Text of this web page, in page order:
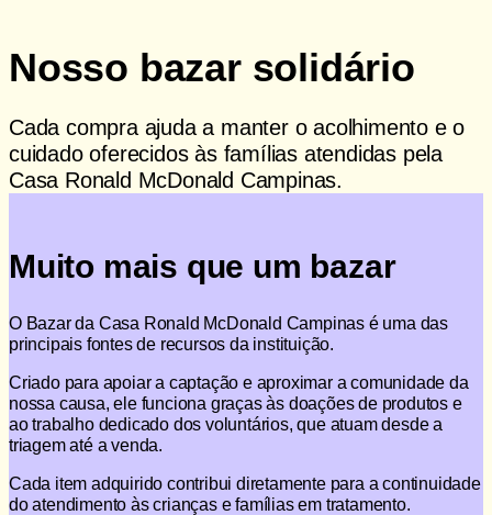
Nosso bazar solidário
Cada compra ajuda a manter o acolhimento e o
cuidado oferecidos às famílias atendidas pela
Casa Ronald McDonald Campinas.
Muito mais que um bazar
O Bazar da Casa Ronald McDonald Campinas é uma das
principais fontes de recursos da instituição.
Criado para apoiar a captação e aproximar a comunidade da
nossa causa, ele funciona graças às doações de produtos e
ao trabalho dedicado dos voluntários, que atuam desde a
triagem até a venda.
Cada item adquirido contribui diretamente para a continuidade
do atendimento às crianças e famílias em tratamento.